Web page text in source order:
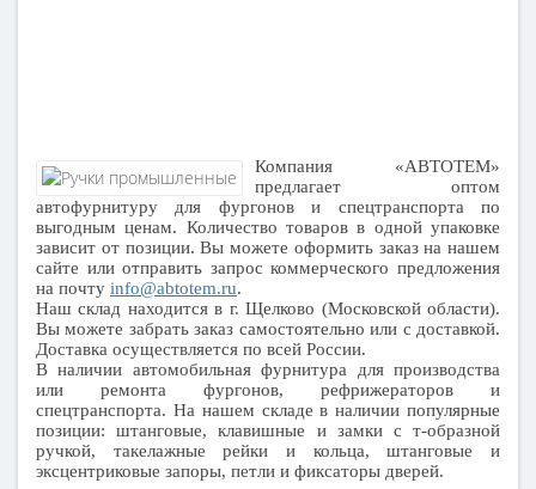
Компания «АВТОТЕМ»
предлагает оптом
автофурнитуру для фургонов и спецтранспорта по
выгодным ценам. Количество товаров в одной упаковке
зависит от позиции. Вы можете оформить заказ на нашем
сайте или отправить запрос коммерческого предложения
на почту info@abtotem.ru.
Наш склад находится в г. Щелково (Московской области).
Вы можете забрать заказ самостоятельно или с доставкой.
Доставка осуществляется по всей России.
В наличии автомобильная фурнитура для производства
или ремонта фургонов, рефрижераторов и
спецтранспорта. На нашем складе в наличии популярные
позиции: штанговые, клавишные и замки с т-образной
ручкой, такелажные рейки и кольца, штанговые и
эксцентриковые запоры, петли и фиксаторы дверей.